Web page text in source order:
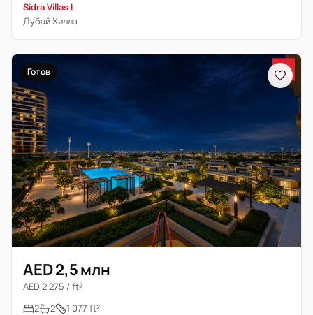
Sidra Villas I
Дубай Хиллз
Готов
AED 2,5 млн
AED 2 275 / ft²
2
2 1 077 ft²